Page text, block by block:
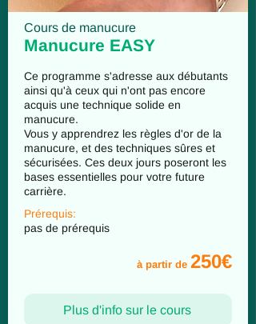
Cours de manucure
Manucure EASY
Ce programme s'adresse aux débutants
ainsi qu'à ceux qui n'ont pas encore
acquis une technique solide en
manucure.
Vous y apprendrez les règles d'or de la
manucure, et des techniques sûres et
sécurisées. Ces deux jours poseront les
bases essentielles pour votre future
carrière.
Prérequis:
pas de prérequis
à partir de 250€
Plus d'info sur le cours